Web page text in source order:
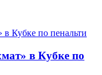
в Кубке по